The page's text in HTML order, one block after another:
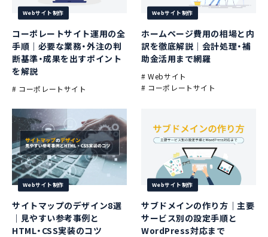
Webサイト制作
コーポレートサイト運用の全
手順｜必要な業務・外注の判
断基準・成果を出すポイント
を解説
# コーポレートサイト
Webサイト制作
ホームページ費用の相場と内
訳を徹底解説｜会計処理・補
助金活用まで網羅
# Webサイト
# コーポレートサイト
Webサイト制作
サイトマップのデザイン8選
｜見やすい参考事例と
HTML・CSS実装のコツ
Webサイト制作
サブドメインの作り方｜主要
サービス別の設定手順と
WordPress対応まで